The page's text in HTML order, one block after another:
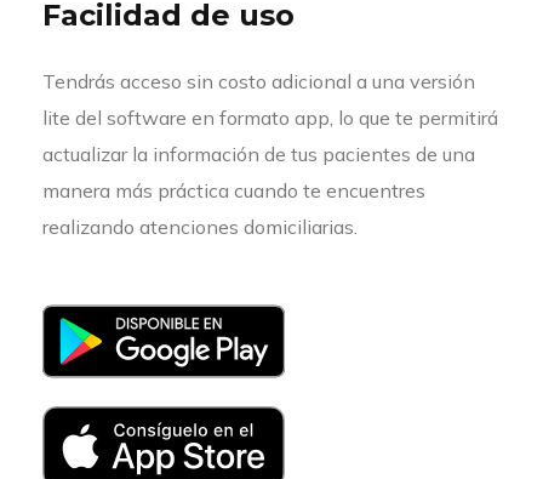
Facilidad de uso
Tendrás acceso sin costo adicional a una versión
lite del software en formato app, lo que te permitirá
actualizar la información de tus pacientes de una
manera más práctica cuando te encuentres
realizando atenciones domiciliarias.